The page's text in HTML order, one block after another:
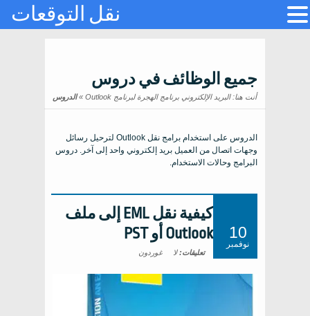
جميع الوظائف في دروس
أنت هنا:البريد الإلكتروني برنامج الهجرة لبرنامج Outlook »الدروس
الدروس على استخدام برامج نقل Outlook لترحيل رسائل
وجهات اتصال من العميل بريد إلكتروني واحد إلى آخر. دروس
البرامج وحالات الاستخدام.
10
نوفمبر
كيفية نقل EML إلى ملف
Outlook أو PST
تعليقات:لا غوردون
نقل التوقعات